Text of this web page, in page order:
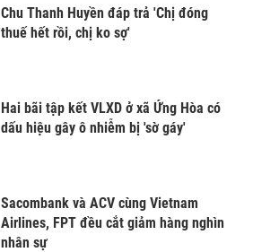
Chu Thanh Huyền đáp trả 'Chị đóng
thuế hết rồi, chị ko sợ'
Hai bãi tập kết VLXD ở xã Ứng Hòa có
dấu hiệu gây ô nhiễm bị 'sờ gáy'
Sacombank và ACV cùng Vietnam
Airlines, FPT đều cắt giảm hàng nghìn
nhân sự